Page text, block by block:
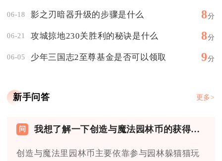
06-18 影之刃暗器升级的步骤是什么 8分
06-21 攻城掠地230关胜利的秘诀是什么 8分
06-05 少年三国志2至尊基金是否可以领取 9分
新手问答 更多>
我想了解一下创造与魔法园林币的获得方式
创造与魔法里园林币主要依靠参与园林躲猫猫玩